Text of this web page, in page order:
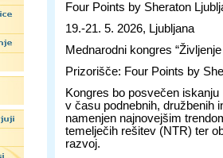
Four Points by Sheraton
19.-21. 5. 2026, Ljubljana
Mednarodni kongres
Prizorišče: Four Points by
Kongres bo posvečen
v času podnebnih, družbenih
namenjen najnovejšim
temelječih rešitev (NTR) ter
razvoj.